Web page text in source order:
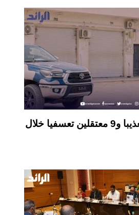
رصد الجرائم: قتيلان تعذيبا و9 معتقلين تعسفيا خلال